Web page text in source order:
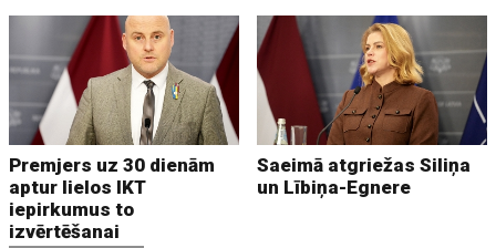
Premjers uz 30 dienām
aptur lielos IKT
iepirkumus to
izvērtēšanai
Saeimā atgriežas Siliņa
un Lībiņa-Egnere